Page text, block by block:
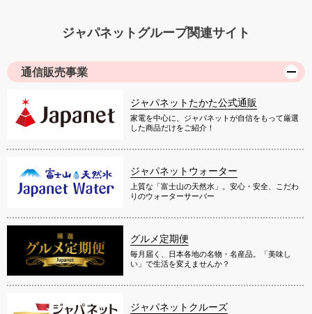
ジャパネットグループ関連サイト
通信販売事業
ジャパネットたかた公式通販
家電を中心に、ジャパネットが自信をもって厳選
した商品だけをご紹介！
ジャパネットウォーター
上質な「富士山の天然水」。安心・安全、こだわ
りのウォーターサーバー
グルメ定期便
毎月届く、日本各地の名物・名産品。「美味し
い」で生活を変えませんか？
ジャパネットクルーズ